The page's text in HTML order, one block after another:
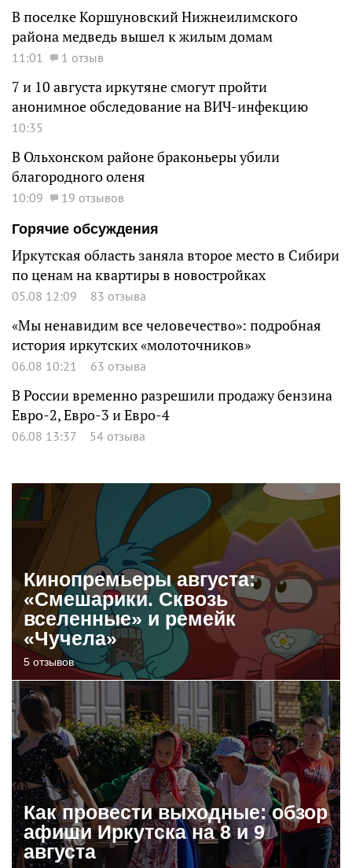
В поселке Коршуновский Нижнеилимского
района медведь вышел к жилым домам
11:01 1 отзыв
7 и 10 августа иркутяне смогут пройти
анонимное обследование на ВИЧ-инфекцию
10:35
В Ольхонском районе браконьеры убили
благородного оленя
10:09
19 отзывов
Горячие обсуждения
Иркутская область заняла второе место в Сибири
по ценам на квартиры в новостройках
05.08 12:09 83 отзыва
«Мы ненавидим все человечество»: подробная
история иркутских «молоточников»
06.08 10:21 63 отзыва
В России временно разрешили продажу бензина
Евро-2, Евро-3 и Евро-4
06.08 13:37 54 отзыва
Кинопремьеры августа:
«Смешарики. Сквозь
вселенные» и ремейк
«Чучела»
5 отзывов
Как провести выходные: обзор
афиши Иркутска на 8 и 9
августа